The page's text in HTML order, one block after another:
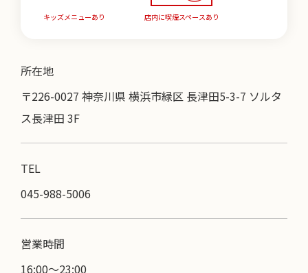
キッズメニューあり 店内に喫煙スペースあり
所在地
〒226-0027 神奈川県 横浜市緑区 長津田5-3-7 ソルタ
ス長津田 3F
TEL
045-988-5006
営業時間
16:00〜23:00